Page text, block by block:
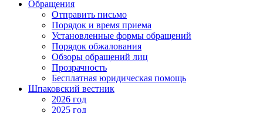
Обращения
Отправить письмо
Порядок и время приема
Установленные формы обращений
Порядок обжалования
Обзоры обращений лиц
Прозрачность
Бесплатная юридическая помощь
Шпаковский вестник
2026 год
2025 год